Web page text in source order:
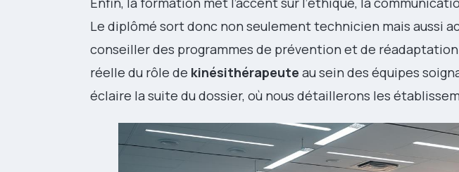
Le diplômé sort donc non seulement technicien mais aussi
conseiller des programmes de prévention et de
réelle du rôle de kinésithérapeute au sein des équipes
éclaire la suite du dossier, où nous détaillerons les